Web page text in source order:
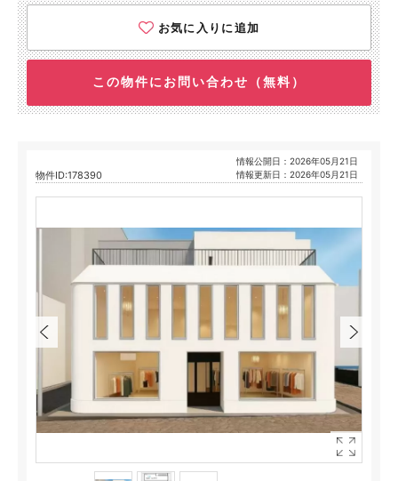
お気に入りに追加
この物件にお問い合わせ（無料）
物件ID:178390
情報公開日：2026年05月21日
情報更新日：2026年05月21日